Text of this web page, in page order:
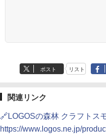
ポスト リスト
関連リンク
🔗LOGOSの森林 クラフトス
https://www.logos.ne.jp/